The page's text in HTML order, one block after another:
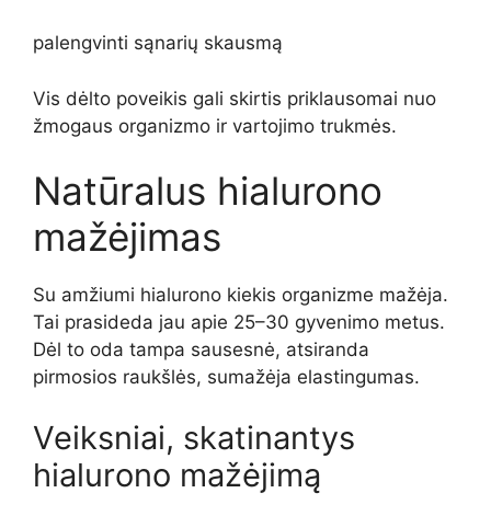
palengvinti sąnarių skausmą
Vis dėlto poveikis gali skirtis priklausomai nuo
žmogaus organizmo ir vartojimo trukmės.
Natūralus hialurono
mažėjimas
Su amžiumi hialurono kiekis organizme mažėja.
Tai prasideda jau apie 25–30 gyvenimo metus.
Dėl to oda tampa sausesnė, atsiranda
pirmosios raukšlės, sumažėja elastingumas.
Veiksniai, skatinantys
hialurono mažėjimą